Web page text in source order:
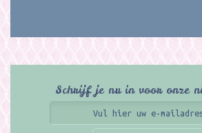
Schrijf je nu in voor onze